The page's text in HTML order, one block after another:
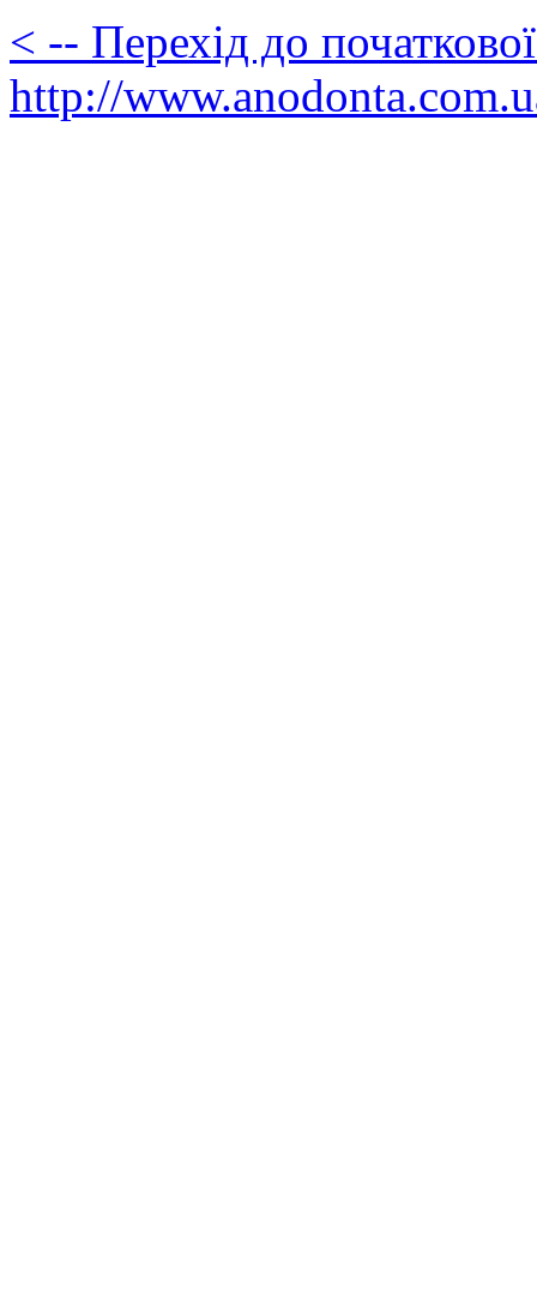
< -- Перехід до
http://